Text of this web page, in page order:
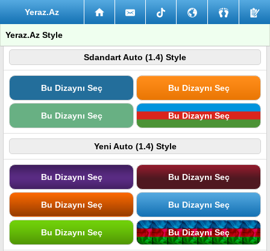
Yeraz.Az
Yeraz.Az Style
Sdandart Auto (1.4) Style
Bu Dizaynı Seç Bu Dizaynı Seç
Bu Dizaynı Seç Bu Dizaynı Seç
Yeni Auto (1.4) Style
Bu Dizaynı Seç Bu Dizaynı Seç
Bu Dizaynı Seç Bu Dizaynı Seç
Bu Dizaynı Seç Bu Dizaynı Seç